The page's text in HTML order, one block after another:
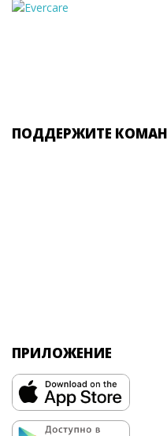
ПОДДЕРЖИТЕ
ПРИЛОЖЕНИЕ